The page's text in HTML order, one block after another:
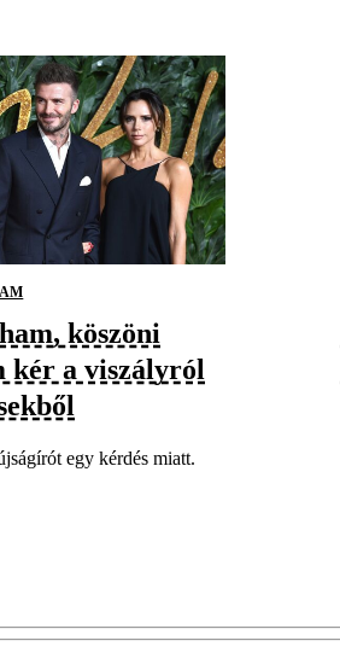
köszöni
kér a viszályról
egy kérdés miatt.